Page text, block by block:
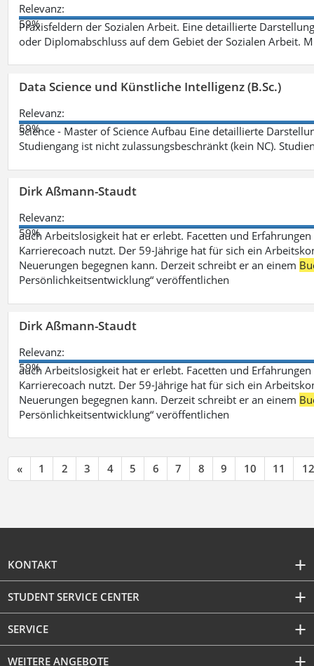
Relevanz:
59%
Praxisfeldern der Sozialen Arbeit. Eine detaillierte
oder Diplomabschluss auf dem Gebiet der Sozialen Arbeit.
Data Science und Künstliche Intelligenz (B.Sc.)
Relevanz:
59%
Science - Master of Science Aufbau Eine detaillierte
Studiengang ist nicht zulassungsbeschränkt (kein NC).
Dirk Aßmann-Staudt
Relevanz:
59%
auch Arbeitslosigkeit hat er erlebt. Facetten und
Karrierecoach nutzt. Der 59-Jährige hat für sich ein
Neuerungen begegnen kann. Derzeit schreibt er an einem
Persönlichkeitsentwicklung“ veröffentlichen
Dirk Aßmann-Staudt
Relevanz:
59%
auch Arbeitslosigkeit hat er erlebt. Facetten und
Karrierecoach nutzt. Der 59-Jährige hat für sich ein
Neuerungen begegnen kann. Derzeit schreibt er an einem
Persönlichkeitsentwicklung“ veröffentlichen
« 1 2 3 4 5 6 7 8 9 10 11 12
KONTAKT
STUDENT SERVICE CENTER
SERVICE
WEITERE ANGEBOTE